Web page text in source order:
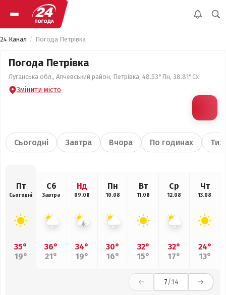
24 Канал Погода Петрівка
Погода Петрівка
Луганська обл., Алчевський район, Петрівка, 48.53°Пн, 38.81°Сх
Змінити місто
Сьогодні Завтра Вчора По годинах
Пт
Сьогодні
35°
19°
Сб
Завтра
36°
21°
Нд
09.08
34°
19°
Пн
10.08
30°
16°
Вт
11.08
32°
15°
Ср
12.08
32°
17°
Чт
13.08
24°
13°
7/14